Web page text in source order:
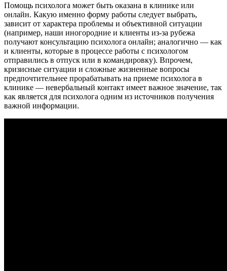
Помощь психолога может быть оказана в клинике или
онлайн. Какую именно форму работы следует выбрать,
зависит от характера проблемы и объективной ситуации
(например, наши иногородние и клиенты из-за рубежа
получают консультацию психолога онлайн; аналогично — как
и клиенты, которые в процессе работы с психологом
отправились в отпуск или в командировку). Впрочем,
кризисные ситуации и сложные жизненные вопросы
предпочтительнее прорабатывать на приеме психолога в
клинике — невербальный контакт имеет важное значение, так
как является для психолога одним из источников получения
важной информации.